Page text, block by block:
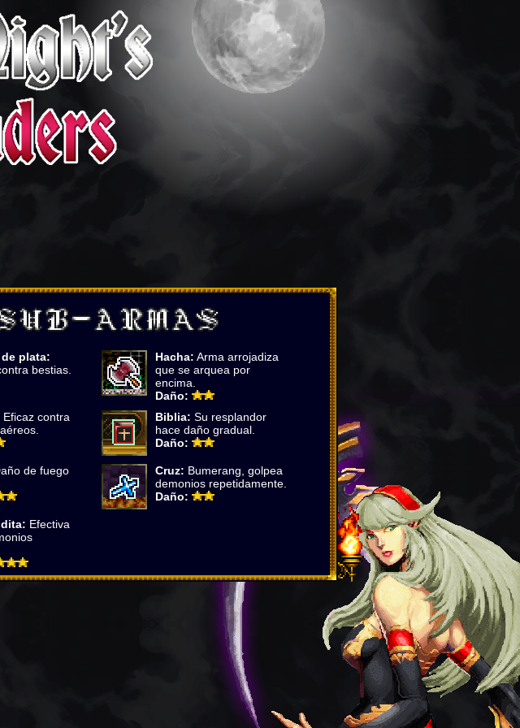
plata:
bestias.
Hacha: Arma arrojadiza
que se arquea por
encima.
Daño:
Eficaz contra
Biblia: Su resplandor
hace daño gradual.
Daño:
de fuego
Cruz: Bumerang, golpea
demonios repetidamente.
Daño:
Efectiva